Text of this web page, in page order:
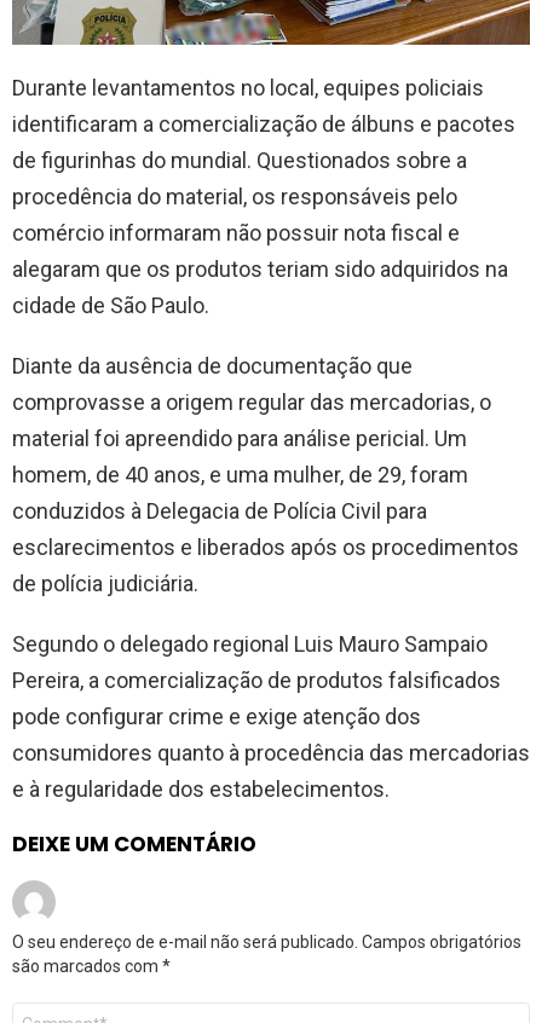
Durante levantamentos no local, equipes policiais
identificaram a comercialização de álbuns e pacotes
de figurinhas do mundial. Questionados sobre a
procedência do material, os responsáveis pelo
comércio informaram não possuir nota fiscal e
alegaram que os produtos teriam sido adquiridos na
cidade de São Paulo.
Diante da ausência de documentação que
comprovasse a origem regular das mercadorias, o
material foi apreendido para análise pericial. Um
homem, de 40 anos, e uma mulher, de 29, foram
conduzidos à Delegacia de Polícia Civil para
esclarecimentos e liberados após os procedimentos
de polícia judiciária.
Segundo o delegado regional Luis Mauro Sampaio
Pereira, a comercialização de produtos falsificados
pode configurar crime e exige atenção dos
consumidores quanto à procedência das mercadorias
e à regularidade dos estabelecimentos.
DEIXE UM COMENTÁRIO
O seu endereço de e-mail não será publicado. Campos obrigatórios
são marcados com *
Comentário